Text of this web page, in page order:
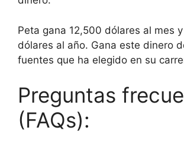
Peta gana 12,500 dólares al mes
dólares al año. Gana este dinero
fuentes que ha elegido en su
Preguntas
(FAQs):